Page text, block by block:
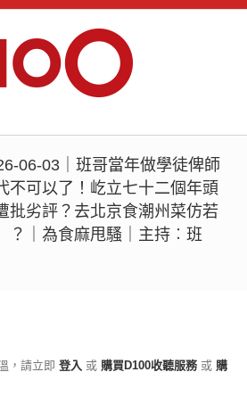
06-03｜班哥當年做學徒俾師
不可以了！屹立七十二個年頭
批劣評？去北京食潮州菜仿若
？｜為食麻甩騷｜主持︰班
，請立即 登入 或 購買D100收聽服務 或 購